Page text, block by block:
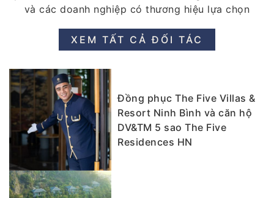
và các doanh nghiệp có thương hiệu lựa chọn
XEM TẤT CẢ ĐỐI TÁC
Đồng phục The Five Villas &
Resort Ninh Bình và căn hộ
DV&TM 5 sao The Five
Residences HN